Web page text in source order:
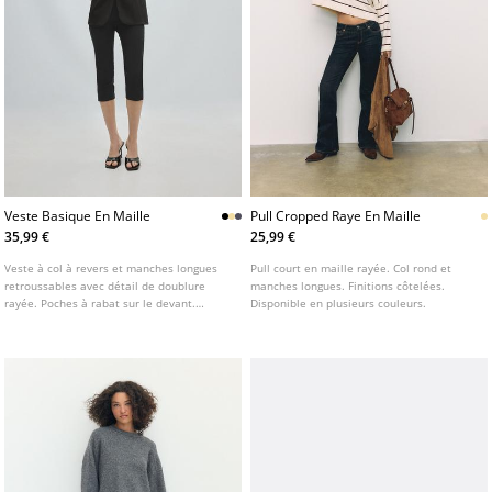
Veste Basique En Maille
35,99 €
Veste à col à revers et manches longues
retroussables avec détail de doublure
rayée. Poches à rabat sur le devant.
Pull Cropped Raye En Maille
25,99 €
Pull court en maille rayée. Col rond et
manches longues. Finitions côtelées.
Disponible en plusieurs couleurs.